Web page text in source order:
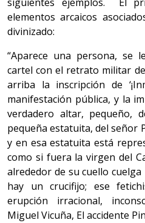
elementos arcaicos
divinizado:
“Aparece una persona, se
cartel con el retrato militar
arriba la inscripción de
manifestación pública, y la
verdadero altar, pequeño,
pequeña estatuita, del señor
y en esa estatuita está
como si fuera la virgen del
alrededor de su cuello
hay un crucifijo; ese
erupción irracional,
Miguel Vicuña, El accidente